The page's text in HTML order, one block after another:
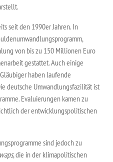
seit den 1990er Jahren. In
von bis zu 150 Millionen Euro
gestattet. Auch einige
haben laufende
deutsche Umwandlungsfazilität ist
Evaluierungen kamen zu
der entwicklungspolitischen
sind jedoch zu
, die in der klimapolitischen